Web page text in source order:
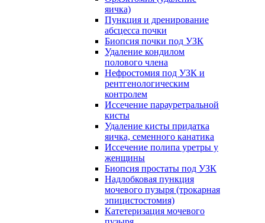
яичка)
Пункция и дренирование
абсцесса почки
Биопсия почки под УЗК
Удаление кондилом
полового члена
Нефростомия под УЗК и
рентгенологическим
контролем
Иссечение парауретральной
кисты
Удаление кисты придатка
яичка, семенного канатика
Иссечение полипа уретры у
женщины
Биопсия простаты под УЗК
Надлобковая пункция
мочевого пузыря (трокарная
эпицистостомия)
Катетеризация мочевого